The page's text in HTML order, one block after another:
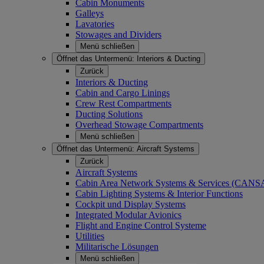
Cabin Monuments
Galleys
Lavatories
Stowages and Dividers
Menü schließen
Öffnet das Untermenü:
Interiors & Ducting
Zurück
Interiors & Ducting
Cabin and Cargo Linings
Crew Rest Compartments
Ducting Solutions
Overhead Stowage Compartments
Menü schließen
Öffnet das Untermenü: Aircraft Systems
Zurück
Aircraft Systems
Cabin Area Network Systems & Services
Cabin Lighting Systems & Interior Functions
Cockpit und Display Systems
Integrated Modular Avionics
Flight and Engine Control Systeme
Utilities
Militarische Lösungen
Menü schließen